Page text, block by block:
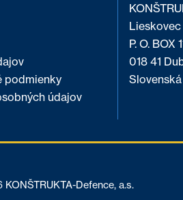
podmienky
údajov
P. O. BOX
018 41
Defence, a.s.